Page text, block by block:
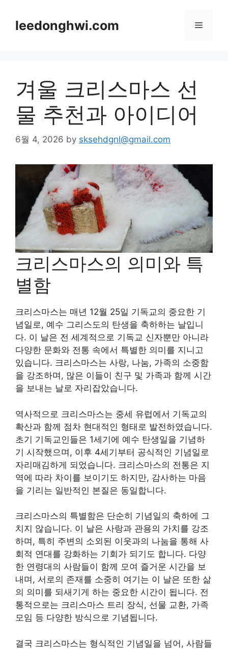
contentleedonghwi.com Menu
겨울 크리스마스 선
물 추천과 아이디어
6월 4, 2026 by sksehdgnl@gmail.com
크리스마스의 의미와 특
별함
크리스마스는 매년 12월 25일 기독교의 중요한 기
념일로, 예수 그리스도의 탄생을 축하하는 날입니
다. 이 날은 전 세계적으로 기독교 신자뿐만 아니라
다양한 문화와 전통 속에서 특별한 의미를 지니고
있습니다. 크리스마스는 사랑, 나눔, 가족의 소중함
을 강조하며, 많은 이들이 친구 및 가족과 함께 시간
을 보내는 날로 자리잡았습니다.
역사적으로 크리스마스는 중세 유럽에서 기독교의
확산과 함께 점차 현대적인 형태로 발전하였습니다.
초기 기독교인들은 1세기에 예수 탄생일을 기념하
기 시작했으며, 이후 4세기부터 공식적인 기념일로
자리매김하게 되었습니다. 크리스마스의 전통은 지
역에 따라 차이를 보이기도 하지만, 감사하는 마음
을 기리는 일반적인 본질은 동일합니다.
크리스마스의 특별함은 단순히 기념일의 축하에 그
치지 않습니다. 이 날은 사랑과 관용의 가치를 강조
하며, 특히 주변의 소외된 이웃과의 나눔을 통해 사
회적 연대를 강화하는 기회가 되기도 합니다. 다양
한 연령대의 사람들이 함께 모여 즐거운 시간을 보
내며, 서로의 존재를 소중히 여기는 이 날은 또한 삶
의 의미를 되새기게 하는 중요한 시간이 됩니다. 전
통적으로는 크리스마스 트리 장식, 선물 교환, 가족
모임 등 다양한 방식으로 기념됩니다.
결국 크리스마스는 형식적인 기념일을 넘어, 사람들